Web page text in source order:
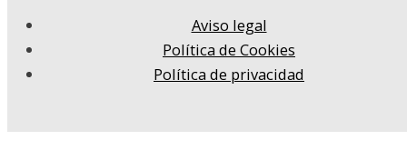
Aviso legal
Política de Cookies
Política de privacidad